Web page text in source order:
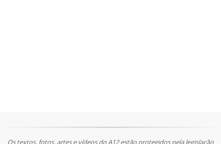
Os textos, fotos, artes e vídeos do A12 estão protegidos pela legislação